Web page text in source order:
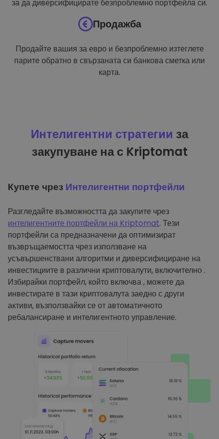
за да диверсифицирате безпроблемно портфейла си.
Продажба
Продайте вашия за евро и безпроблемно изтеглете
парите обратно в свързаната си банкова сметка или
карта.
Интелигентни стратегии за
закупуване на с Kriptomat
Купете чрез Интелигентни портфейли
Разгледайте възможността да закупите чрез
интелигентните портфейли на Kriptomat. Тези
портфейли са предназначени да оптимизират
възвръщаемостта чрез използване на
усъвършенствани алгоритми и диверсифициране на
инвестициите в различни криптовалути, включително .
Избирайки портфейл, който включва , можете да
инвестирате в тази криптовалута заедно с други
активи, възползвайки се от автоматичното
ребалансиране и интелигентното управление.